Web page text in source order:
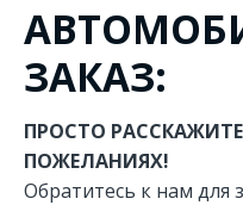
ЗАКАЗ:
ПРОСТО
ПОЖЕЛАНИЯХ!
Обратитесь к нам для